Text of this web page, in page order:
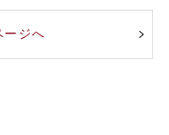
ージへ